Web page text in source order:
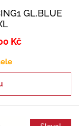
GL.BLUE
Kč